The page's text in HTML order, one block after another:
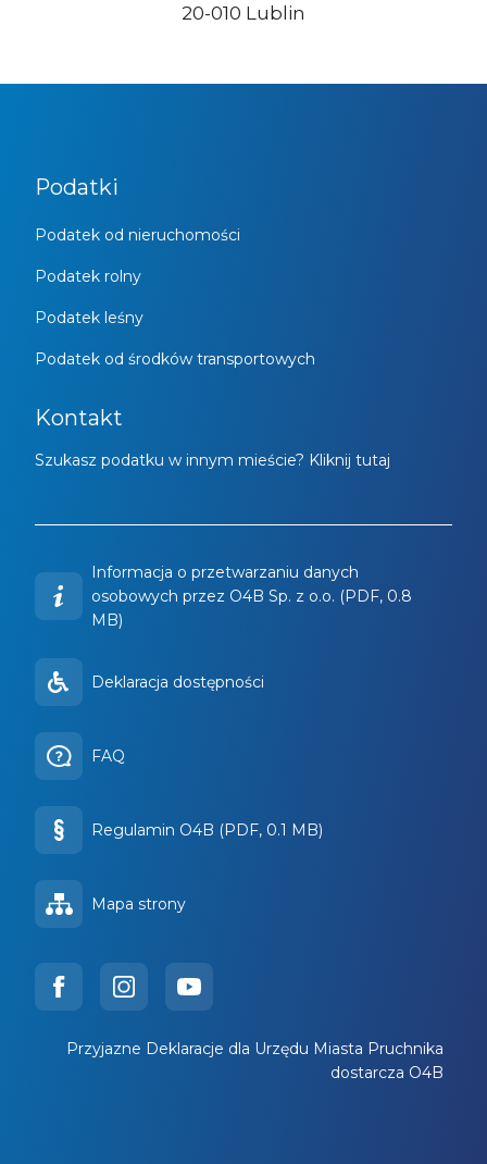
20-010 Lublin
Podatki
Podatek od nieruchomości
Podatek rolny
Podatek leśny
Podatek od środków transportowych
Kontakt
Szukasz podatku w innym mieście? Kliknij tutaj
Informacja o przetwarzaniu danych
osobowych przez O4B Sp. z o.o. (PDF, 0.8
MB)
Deklaracja dostępności
FAQ
Regulamin O4B (PDF, 0.1 MB)
Mapa strony
Przyjazne Deklaracje dla Urzędu Miasta Pruchnika
dostarcza O4B